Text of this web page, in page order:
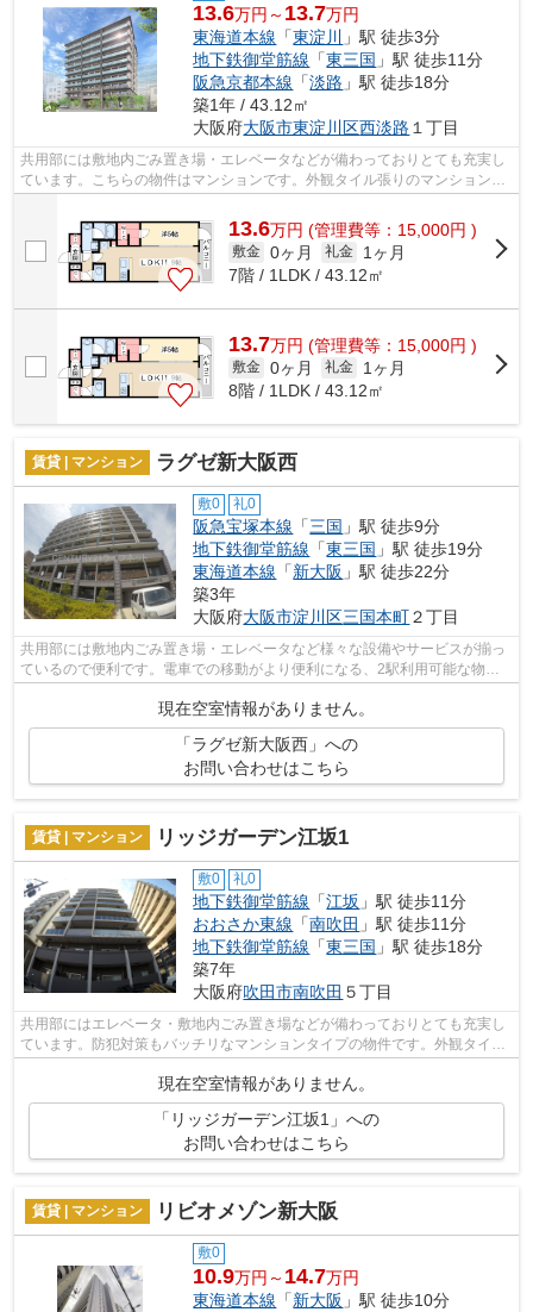
13.6万円～ 13.7万円
東海道本線 「東淀川
」駅 徒歩3分
地下鉄御堂筋線 「東三国 」駅 徒歩11分
阪急京都本線 「淡路 」駅 徒歩18分
築1年 / 43.12㎡
大阪府大阪市東淀川区西淡路 １丁目
共用部には敷地内ごみ置き場・エレベータなどが備わっておりとても充実し
ています。こちらの物件はマンションです。外観タイル張りのマンション
13.6万円 (管理費等：15,000円 )
敷金 0ヶ月 礼金
1ヶ月
7階 / 1LDK / 43.12㎡
13.7万円 (管理費等：15,000円 )
敷金 0ヶ月 礼金
1ヶ月
8階 / 1LDK / 43.12㎡
賃貸 | マンション ラグゼ新大阪西
敷0 礼0
阪急宝塚本線 「三国 」駅 徒歩9分
地下鉄御堂筋線 「東三国 」駅 徒歩19分
東海道本線 「新大阪 」駅 徒歩22分
築3年
大阪府大阪市淀川区三国本町２丁目
共用部には敷地内ごみ置き場・エレベータなど様々な設備やサービスが揃っ
ているので便利です。電車での移動がより便利になる、2駅利用可能な物件
現在空室情報がありません。
「ラグゼ新大阪西」への
お問い合わせはこちら
賃貸 | マンション リッジガーデン江坂1
敷0 礼0
地下鉄御堂筋線 「江坂 」駅 徒歩11分
おおさか東線 「南吹田 」駅 徒歩11分
地下鉄御堂筋線 「東三国 」駅 徒歩18分
築7年
大阪府吹田市南吹田 ５丁目
共用部にはエレベータ・敷地内ごみ置き場などが備わっておりとても充実し
ています。防犯対策もバッチリなマンションタイプの物件です。外観タイル
張りは、手入れを考えれば決して高価...
現在空室情報がありません。
「リッジガーデン江坂1」への
お問い合わせはこちら
賃貸 | マンション リビオメゾン新大阪
敷0
10.9万円～ 14.7万円
東海道本線 「新大阪 」駅 徒歩10分